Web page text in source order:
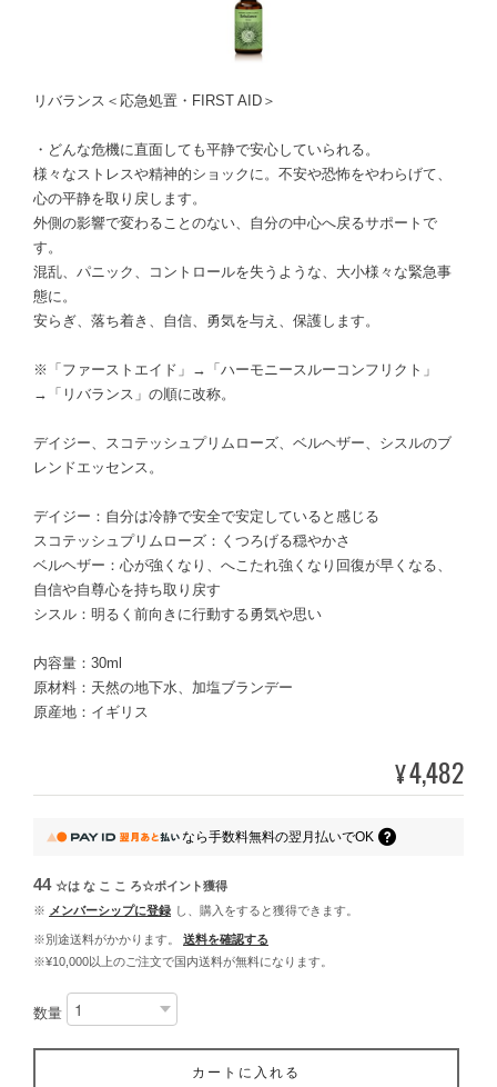
リバランス＜応急処置・FIRST AID＞
・どんな危機に直面しても平静で安心していられる。
様々なストレスや精神的ショックに。不安や恐怖をやわらげて、
心の平静を取り戻します。
外側の影響で変わることのない、自分の中心へ戻るサポートで
す。
混乱、パニック、コントロールを失うような、大小様々な緊急事
態に。
安らぎ、落ち着き、自信、勇気を与え、保護します。
※「ファーストエイド」→「ハーモニースルーコンフリクト」
→「リバランス」の順に改称。
デイジー、スコテッシュプリムローズ、ベルヘザー、シスルのブ
レンドエッセンス。
デイジー：自分は冷静で安全で安定していると感じる
スコテッシュプリムローズ：くつろげる穏やかさ
ベルヘザー：心が強くなり、へこたれ強くなり回復が早くなる、
自信や自尊心を持ち取り戻す
シスル：明るく前向きに行動する勇気や思い
内容量：30ml
原材料：天然の地下水、加塩ブランデー
原産地：イギリス
¥4,482
なら手数料無料の翌月払いでOK
44 ☆は な こ こ ろ☆ポイント獲得
※ メンバーシップに登録 し、購入をすると獲得できます。
※別途送料がかかります。
送料を確認する
※¥10,000以上のご注文で国内送料が無料になります。
数量
カートに入れる